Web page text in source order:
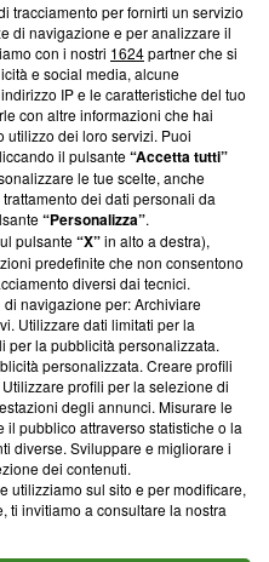
trasparenti su Blasting
e su come ci impegniamo a
la nostra aderenza a
Blasting News non è
ma ha richiesto di farne
effettuato una verifica di
Via Carlo Frasca, 3 - 6900
tracciamento per fornirti un servizio
di navigazione e per analizzare il
con i nostri 1624partner che si
e social media, alcune
IP e le caratteristiche del tuo
con altre informazioni che hai
utilizzo dei loro servizi. Puoi
il pulsante“Accetta tutti”
le tue scelte, anche
dei dati personali da
“Personalizza”.
pulsante“X”in alto a destra),
predefinite che non consentono
diversi dai tecnici.
navigazione per: Archiviare
Utilizzare dati limitati per la
per la pubblicità personalizzata.
personalizzata. Creare profili
profili per la selezione di
degli annunci. Misurare le
pubblico attraverso statistiche o la
diverse. Sviluppare e migliorare i
dei contenuti.
utilizziamo sul sito e per modificare,
ti invitiamo a consultare la nostra